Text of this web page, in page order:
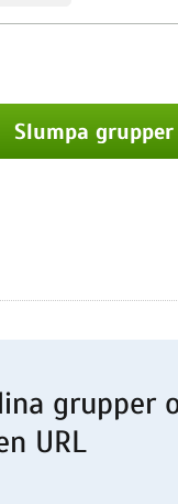
Slumpa grupper
Slumpa grupper
grupper
URL